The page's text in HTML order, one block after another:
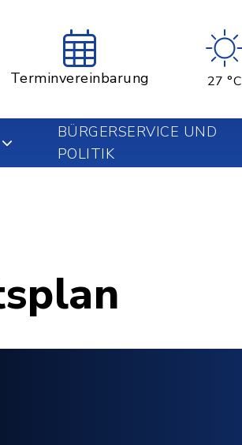
Terminvereinbarung 27 °C
BÜRGERSERVICE UND
POLITIK